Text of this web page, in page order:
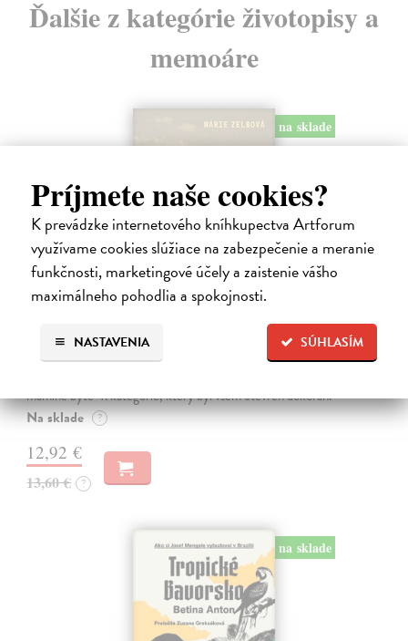
Príjmete naše cookies?
K prevádzke internetového kníhkupectva Artforum
využívame cookies slúžiace na zabezpečenie a meranie
funkčnosti, marketingové účely a zaistenie vášho
maximálneho pohodlia a spokojnosti.
SÚHLASÍM
NASTAVENIA
Ďalšie z kategórie životopisy a
memoáre
na sklade
Táňa / Praha 3 / Žižkov
Zelbová Marie| Kniha
mámině bytě 4. kategorie, který byl všem otevřen dokořán.
Na sklade ?
12,92 €
13,60 € ?
na sklade